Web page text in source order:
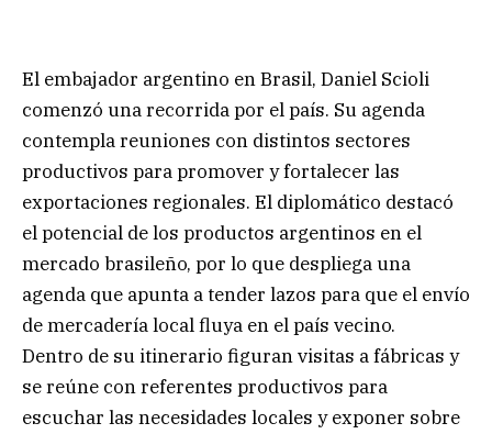
El embajador argentino en Brasil, Daniel Scioli
comenzó una recorrida por el país. Su agenda
contempla reuniones con distintos sectores
productivos para promover y fortalecer las
exportaciones regionales. El diplomático destacó
el potencial de los productos argentinos en el
mercado brasileño, por lo que despliega una
agenda que apunta a tender lazos para que el envío
de mercadería local fluya en el país vecino.
Dentro de su itinerario figuran visitas a fábricas y
se reúne con referentes productivos para
escuchar las necesidades locales y exponer sobre